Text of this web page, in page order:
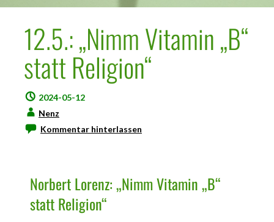
12.5.: „Nimm Vitamin „B“
statt Religion“
2024-05-12
Nenz
Kommentar hinterlassen
Norbert Lorenz: „Nimm Vitamin „B“
statt Religion“